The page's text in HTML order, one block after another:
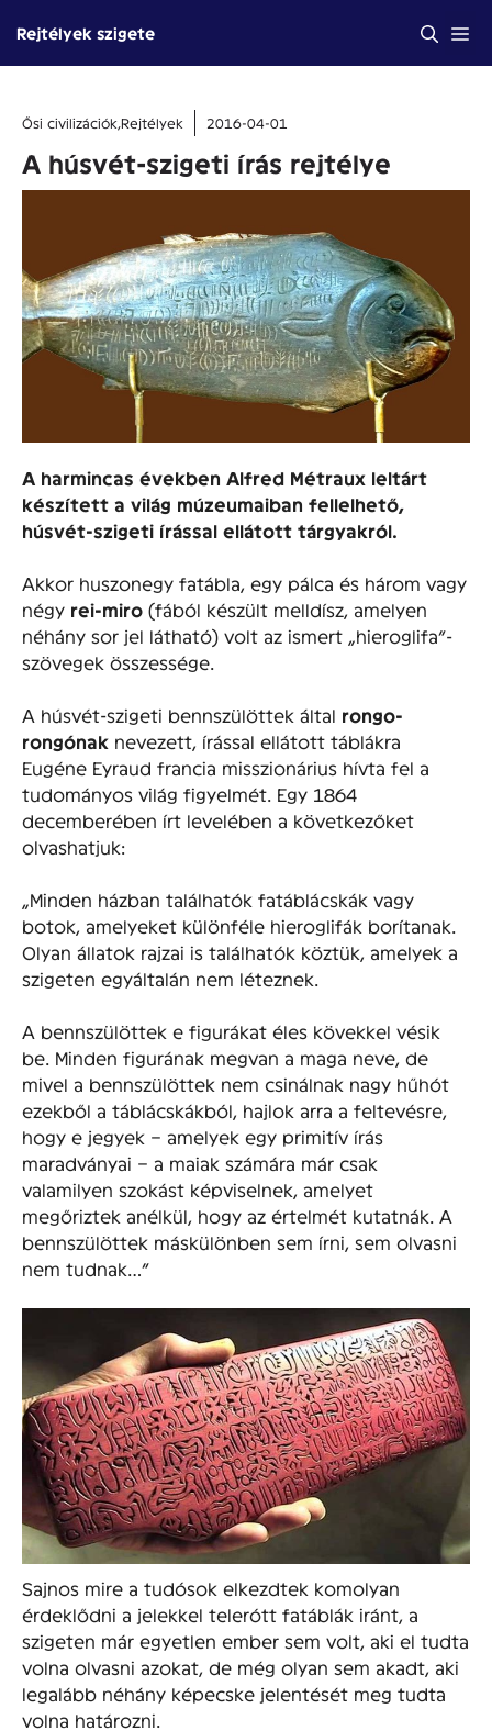
tartalomba
Rejtélyek szigete
Ősi civilizációk,Rejtélyek 2016-04-01
A húsvét-szigeti írás rejtélye
A harmincas években Alfred Métraux leltárt
készített a világ múzeumaiban fellelhető,
húsvét-szigeti írással ellátott tárgyakról.
Akkor huszonegy fatábla, egy pálca és három vagy
négy rei-miro (fából készült melldísz, amelyen
néhány sor jel látható) volt az ismert „hieroglifa”-
szövegek összessége.
A húsvét-szigeti bennszülöttek által rongo-
rongónak nevezett, írással ellátott táblákra
Eugéne Eyraud francia misszionárius hívta fel a
tudományos világ figyelmét. Egy 1864
decemberében írt levelében a következőket
olvashatjuk:
„Minden házban találhatók fatáblácskák vagy
botok, amelyeket különféle hieroglifák borítanak.
Olyan állatok rajzai is találhatók köztük, amelyek a
szigeten egyáltalán nem léteznek.
A bennszülöttek e figurákat éles kövekkel vésik
be. Minden figurának megvan a maga neve, de
mivel a bennszülöttek nem csinálnak nagy hűhót
ezekből a táblácskákból, hajlok arra a feltevésre,
hogy e jegyek – amelyek egy primitív írás
maradványai – a maiak számára már csak
valamilyen szokást képviselnek, amelyet
megőriztek anélkül, hogy az értelmét kutatnák. A
bennszülöttek máskülönben sem írni, sem olvasni
nem tudnak…”
Sajnos mire a tudósok elkezdtek komolyan
érdeklődni a jelekkel telerótt fatáblák iránt, a
szigeten már egyetlen ember sem volt, aki el tudta
volna olvasni azokat, de még olyan sem akadt, aki
legalább néhány képecske jelentését meg tudta
volna határozni.